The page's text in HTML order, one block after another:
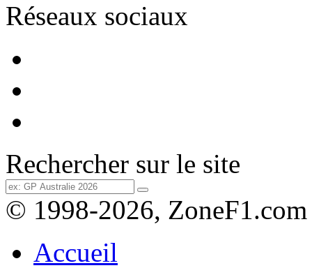
Réseaux sociaux
Rechercher sur le site
© 1998-2026, ZoneF1.com
Accueil